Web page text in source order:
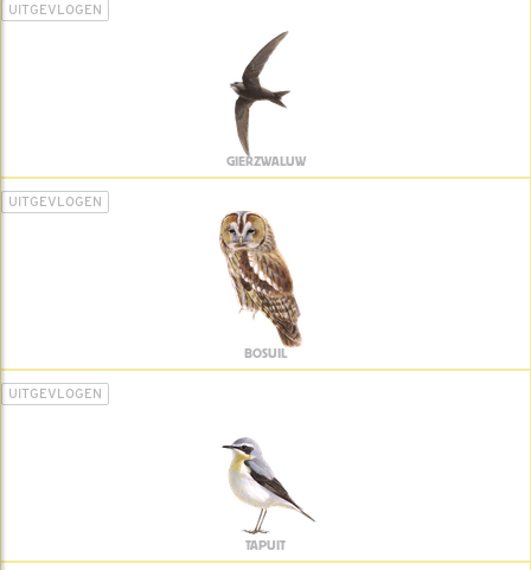
UITGEVLOGEN
GIERZWALUW
UITGEVLOGEN
BOSUIL
UITGEVLOGEN
TAPUIT